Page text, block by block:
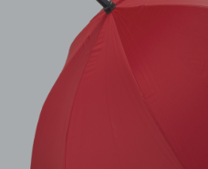
Klik supermarket
Sport i slobodno vrijeme